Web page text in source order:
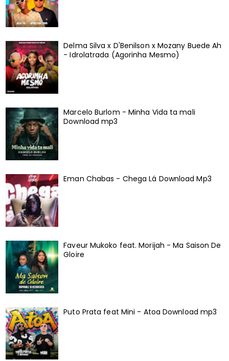
Delma Silva x D'Benilson x Mozany Buede Ah
- Idrolatrada (Agorinha Mesmo)
Marcelo Burlom - Minha Vida ta mali
Download mp3
Eman Chabas - Chega Lá Download Mp3
Faveur Mukoko feat. Morijah - Ma Saison De
Gloire
Puto Prata feat Mini - Atoa Download mp3